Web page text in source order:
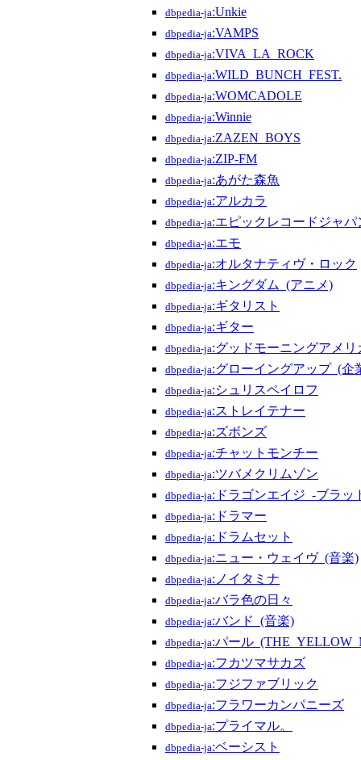
dbpedia-ja:Unkie
dbpedia-ja:VAMPS
dbpedia-ja:VIVA_LA_ROCK
dbpedia-ja:WILD_BUNCH_FEST.
dbpedia-ja:WOMCADOLE
dbpedia-ja:Winnie
dbpedia-ja:ZAZEN_BOYS
dbpedia-ja:ZIP-FM
dbpedia-ja:あがた森魚
dbpedia-ja:アルカラ
dbpedia-ja:エピックレコードジャパ
dbpedia-ja:エモ
dbpedia-ja:オルタナティヴ・ロック
dbpedia-ja:キングダム_(アニメ)
dbpedia-ja:ギタリスト
dbpedia-ja:ギター
dbpedia-ja:グッドモーニングアメリ
dbpedia-ja:グローイングアップ_(企
dbpedia-ja:シュリスペイロフ
dbpedia-ja:ストレイテナー
dbpedia-ja:ズボンズ
dbpedia-ja:チャットモンチー
dbpedia-ja:ツバメクリムゾン
dbpedia-ja:ドラゴンエイジ_-ブラッ
dbpedia-ja:ドラマー
dbpedia-ja:ドラムセット
dbpedia-ja:ニュー・ウェイヴ_(音楽)
dbpedia-ja:ノイタミナ
dbpedia-ja:バラ色の日々
dbpedia-ja:バンド_(音楽)
dbpedia-ja:パール
dbpedia-ja:フカツマサカズ
dbpedia-ja:フジファブリック
dbpedia-ja:フラワーカンパニーズ
dbpedia-ja:プライマル。
dbpedia-ja:ベーシスト